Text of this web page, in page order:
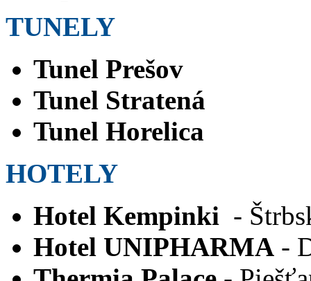
TUNELY
Tunel Prešov
Tunel Stratená
Tunel Horelica
HOTELY
Hotel Kempinki -
Hotel UNIPHARMA -